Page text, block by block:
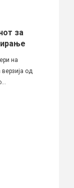
за
на
од